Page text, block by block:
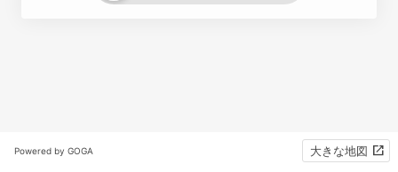
Powered by GOGA 大きな地図